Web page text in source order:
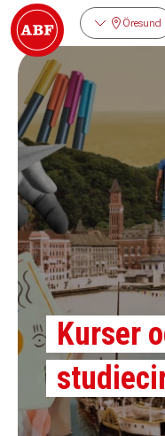
Öresund
Kurser